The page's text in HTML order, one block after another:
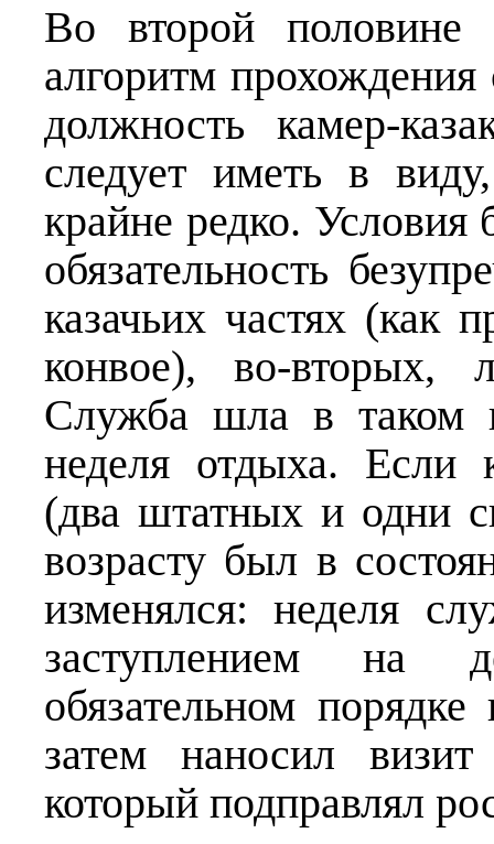
Во второй
алгоритм
должность камер-
следует иметь в
крайне редко.
обязательность
казачьих частях (как
конвое), во-вторых,
Служба шла в таком
неделя отдыха. Если
(два штатных и одни
возрасту был в
изменялся: неделя
заступлением на
обязательном
затем наносил
который подправлял